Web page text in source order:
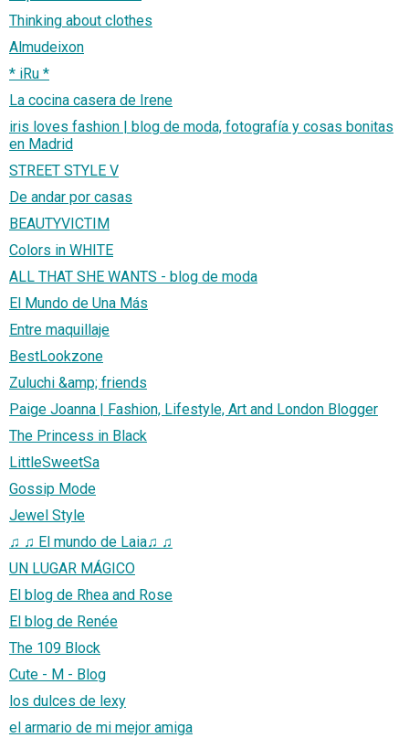
Thinking about clothes
Almudeixon
* iRu *
La cocina casera de Irene
iris loves fashion | blog de moda, fotografía y cosas bonitas
en Madrid
STREET STYLE V
De andar por casas
BEAUTYVICTIM
Colors in WHITE
ALL THAT SHE WANTS - blog de moda
El Mundo de Una Más
Entre maquillaje
BestLookzone
Zuluchi &amp; friends
Paige Joanna | Fashion, Lifestyle, Art and London Blogger
The Princess in Black
LittleSweetSa
Gossip Mode
Jewel Style
♫ ♫ El mundo de Laia♫ ♫
UN LUGAR MÁGICO
El blog de Rhea and Rose
El blog de Renée
The 109 Block
Cute - M - Blog
los dulces de lexy
el armario de mi mejor amiga